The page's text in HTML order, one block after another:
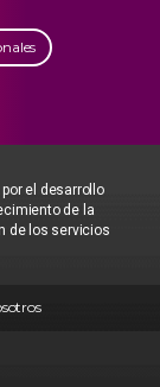
el desarrollo
de la
de los servicios